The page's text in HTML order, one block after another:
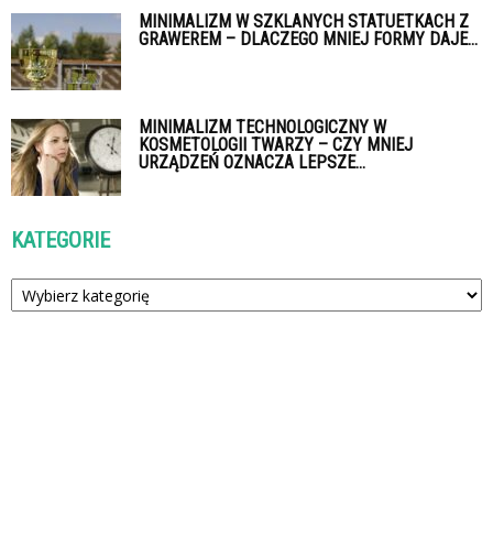
MINIMALIZM W SZKLANYCH STATUETKACH Z
GRAWEREM – DLACZEGO MNIEJ FORMY DAJE...
MINIMALIZM TECHNOLOGICZNY W
KOSMETOLOGII TWARZY – CZY MNIEJ
URZĄDZEŃ OZNACZA LEPSZE...
KATEGORIE
Kategorie